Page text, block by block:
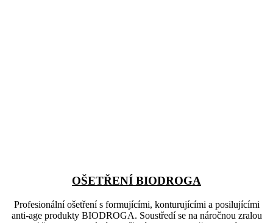
OŠETŘENÍ BIODROGA
Profesionální ošetření s formujícími, konturujícími a posilujícími
anti-age produkty BIODROGA. Soustředí se na náročnou zralou